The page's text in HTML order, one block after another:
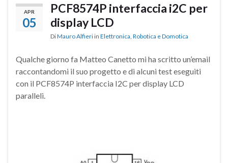
APR
05
PCF8574P interfaccia i2C per
display LCD
DiMauro Alfieri in Elettronica Robotica e Domotica
Qualche giorno fa Matteo Canetto mi ha scritto un’email
raccontandomi il suo progetto e di alcuni test eseguiti
con il PCF8574P interfaccia I2C per display LCD
paralleli.